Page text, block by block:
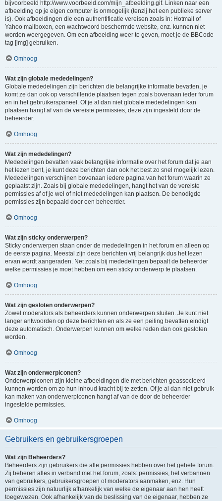
bijvoorbeeld http://www.voorbeeld.com/mijn_afbeelding.gif. Linken naar een
afbeelding op je eigen computer is onmogelijk (tenzij het een publieke server
is). Ook afbeeldingen die een authentificatie vereisen zoals in: Hotmail of
Yahoo mailboxen, een wachtwoord beschermde website, enz. kunnen niet
worden weergegeven. Om een afbeelding weer te geven, moet je de BBCode
tag [img] gebruiken.
Omhoog
Wat zijn globale mededelingen?
Globale mededelingen zijn berichten die belangrijke informatie bevatten, je
komt ze dan ook op verschillende plaatsen tegen zoals bovenaan ieder forum
en in het gebruikerspaneel. Of je al dan niet globale mededelingen kan
plaatsen hangt af van de vereiste permissies, deze zijn ingesteld door de
beheerder.
Omhoog
Wat zijn mededelingen?
Mededelingen bevatten vaak belangrijke informatie over het forum dat je aan
het lezen bent, je kunt deze berichten dan ook het best zo snel mogelijk lezen.
Mededelingen verschijnen bovenaan iedere pagina van het forum waarin ze
geplaatst zijn. Zoals bij globale mededelingen, hangt het van de vereiste
permissies af of je wel of niet mededelingen kan plaatsen. De benodigde
permissies zijn bepaald door een beheerder.
Omhoog
Wat zijn sticky onderwerpen?
Sticky onderwerpen staan onder de mededelingen in het forum en alleen op
de eerste pagina. Meestal zijn deze berichten vrij belangrijk dus het lezen
ervan wordt aangeraden. Net zoals bij mededelingen bepaalt de beheerder
welke permissies je moet hebben om een sticky onderwerp te plaatsen.
Omhoog
Wat zijn gesloten onderwerpen?
Zowel moderators als beheerders kunnen onderwerpen sluiten. Je kunt niet
langer antwoorden op deze berichten en als ze een peiling bevatten eindigt
deze automatisch. Onderwerpen kunnen om welke reden dan ook gesloten
worden.
Omhoog
Wat zijn onderwerpiconen?
Onderwerpiconen zijn kleine afbeeldingen die met berichten geassocieerd
kunnen worden om zo hun inhoud kracht bij te zetten. Of je al dan niet gebruik
kan maken van onderwerpiconen hangt af van de door de beheerder
ingestelde permissies.
Omhoog
Gebruikers en gebruikersgroepen
Wat zijn Beheerders?
Beheerders zijn gebruikers die alle permissies hebben over het gehele forum.
Zij beheren alles in verband met het forum, zoals: permissies, het verbannen
van gebruikers, gebruikersgroepen of moderators aanmaken, enz. Hun
permissies zijn natuurlijk afhankelijk van welke de eigenaar aan hen heeft
toegewezen. Ook afhankelijk van de beslissing van de eigenaar, hebben ze